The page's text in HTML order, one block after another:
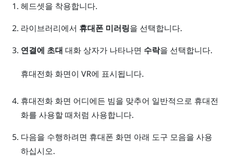
헤드셋을 착용합니다.
라이브러리에서 휴대폰 미러링을 선택합니다.
연결에 초대 대화 상자가 나타나면 수락을 선택합니다.
휴대전화 화면이 VR에 표시됩니다.
휴대전화 화면 어디에든 빔을 맞추어 일반적으로 휴대전
화를 사용할 때처럼 사용합니다.
다음을 수행하려면 휴대폰 화면 아래 도구 모음을 사용
하십시오.